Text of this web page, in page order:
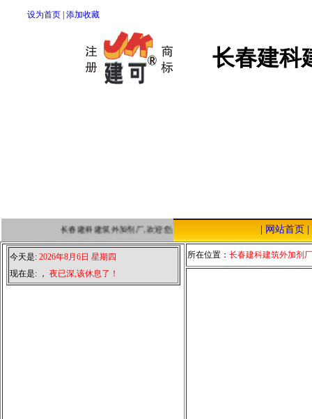
设为首页 添加收藏
长春建科建筑外加剂厂,欢迎您点击本站，我们将以优质的服务，低廉
网站首页|
长春建科
今天是: 2026年8月6日 星期四
现在是: ， 夜已深,该休息了！
所在位置： 长春建科建筑外加剂厂